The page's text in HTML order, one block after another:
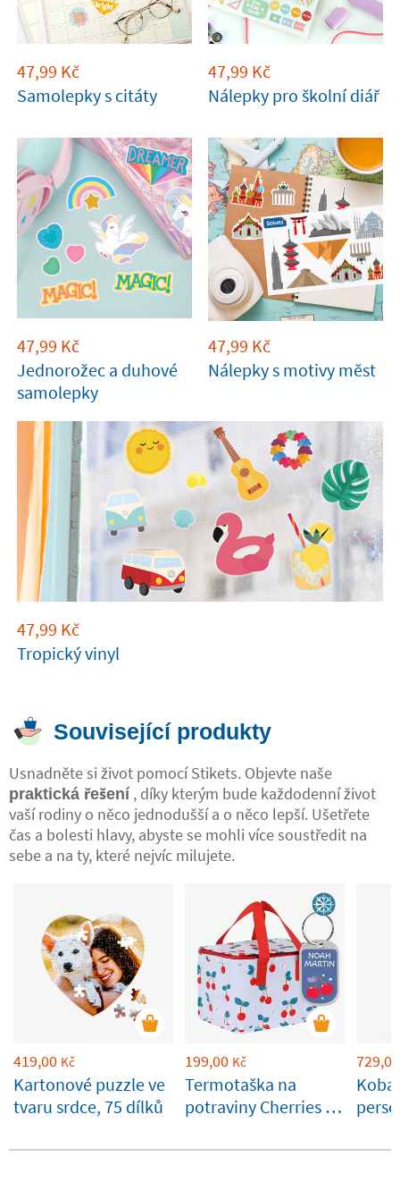
47,99 Kč
Samolepky s citáty
47,99 Kč
Nálepky pro školní diář
47,99 Kč
Jednorožec a duhové
samolepky
47,99 Kč
Nálepky s motivy měst
47,99 Kč
Tropický vinyl
Související produkty
Usnadněte si život pomocí Stikets. Objevte naše
praktická řešení, díky kterým bude každodenní život
vaší rodiny o něco jednodušší a o něco lepší. Ušetřete
čas a bolesti hlavy, abyste se mohli více soustředit na
sebe a na ty, které nejvíc milujete.
419,00 Kč
Kartonové puzzle ve
tvaru srdce, 75 dílků
199,00 Kč
Termotaška na
potraviny Cherries A
Company
729,00